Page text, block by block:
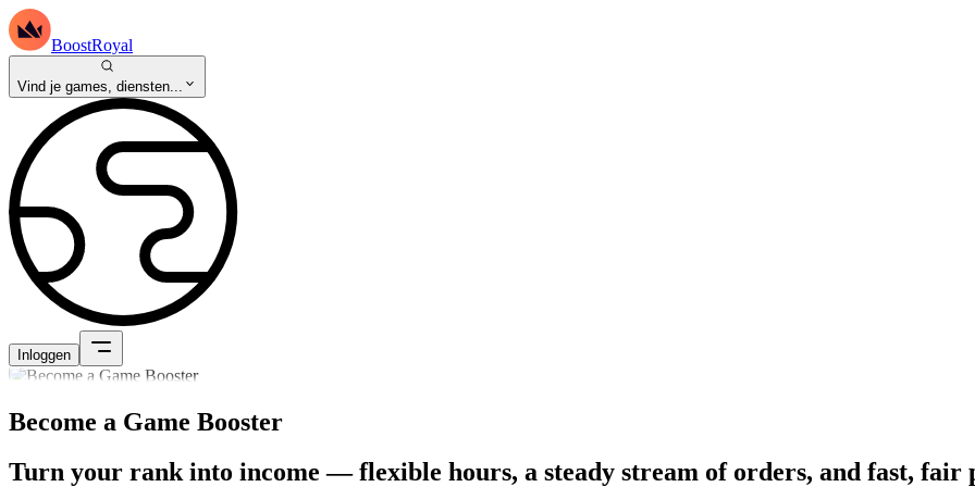
BoostRoyal
Vind je games, diensten...
Inloggen
Become a Game Booster
Turn your rank into income — flexible hours, a steady stream of orders, and fast, fair